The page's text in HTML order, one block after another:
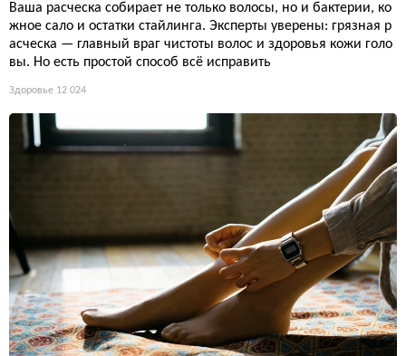
Ваша расческа собирает не только волосы, но и бактерии, ко
жное сало и остатки стайлинга. Эксперты уверены: грязная р
асческа — главный враг чистоты волос и здоровья кожи голо
вы. Но есть простой способ всё исправить
Здоровье 12 024